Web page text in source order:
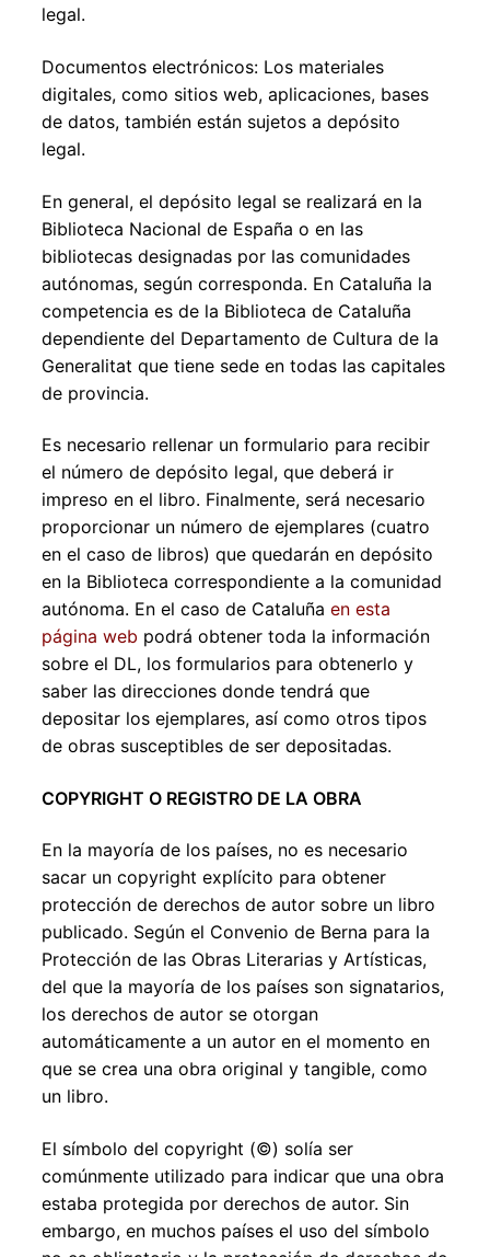
legal.
Documentos electrónicos: Los materiales
digitales, como sitios web, aplicaciones, bases
de datos, también están sujetos a depósito
legal.
En general, el depósito legal se realizará en la
Biblioteca Nacional de España o en las
bibliotecas designadas por las comunidades
autónomas, según corresponda. En Cataluña la
competencia es de la Biblioteca de Cataluña
dependiente del Departamento de Cultura de la
Generalitat que tiene sede en todas las capitales
de provincia.
Es necesario rellenar un formulario para recibir
el número de depósito legal, que deberá ir
impreso en el libro. Finalmente, será necesario
proporcionar un número de ejemplares (cuatro
en el caso de libros) que quedarán en depósito
en la Biblioteca correspondiente a la comunidad
autónoma. En el caso de Cataluña en esta
página web podrá obtener toda la información
sobre el DL, los formularios para obtenerlo y
saber las direcciones donde tendrá que
depositar los ejemplares, así como otros tipos
de obras susceptibles de ser depositadas.
COPYRIGHT O REGISTRO DE LA OBRA
En la mayoría de los países, no es necesario
sacar un copyright explícito para obtener
protección de derechos de autor sobre un libro
publicado. Según el Convenio de Berna para la
Protección de las Obras Literarias y Artísticas,
del que la mayoría de los países son signatarios,
los derechos de autor se otorgan
automáticamente a un autor en el momento en
que se crea una obra original y tangible, como
un libro.
El símbolo del copyright (©) solía ser
comúnmente utilizado para indicar que una obra
estaba protegida por derechos de autor. Sin
embargo, en muchos países el uso del símbolo